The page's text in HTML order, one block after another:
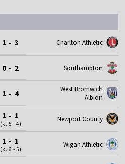
1 - 3 Charlton Athletic
0 - 2 Southampton
1 - 4
West Bromwich
Albion
1 - 1
(k. 5 - 4)
Newport County
1 - 1
(k. 6 - 5)
Wigan Athletic